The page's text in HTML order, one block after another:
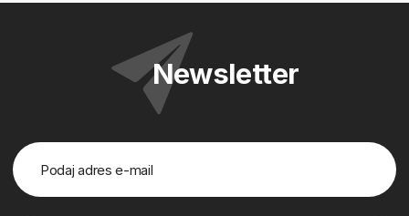
Newsletter